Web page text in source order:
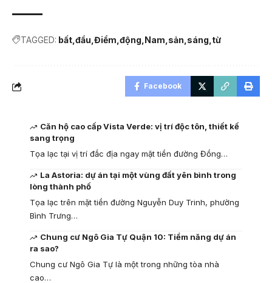
TAGGED: bất đầu Điểm động Nam sản sáng từ
Facebook
Căn hộ cao cấp Vista Verde: vị trí độc tôn, thiết kế
sang trọng
Tọa lạc tại vị trí đắc địa ngay mặt tiền đường Đồng…
La Astoria: dự án tại một vùng đất yên bình trong
lòng thành phố
Tọa lạc trên mặt tiền đường Nguyễn Duy Trinh, phường
Bình Trưng…
Chung cư Ngô Gia Tự Quận 10: Tiềm năng dự án
ra sao?
Chung cư Ngô Gia Tự là một trong những tòa nhà
cao…